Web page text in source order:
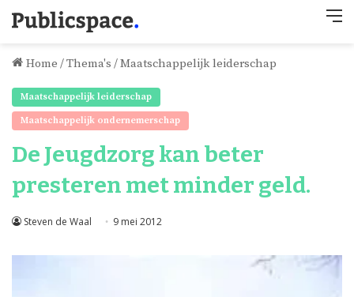
Home /Thema's /Maatschappelijk leiderschap
Maatschappelijk leiderschap
Maatschappelijk ondernemerschap
De Jeugdzorg kan beter
presteren met minder geld.
Steven de Waal 9 mei 2012